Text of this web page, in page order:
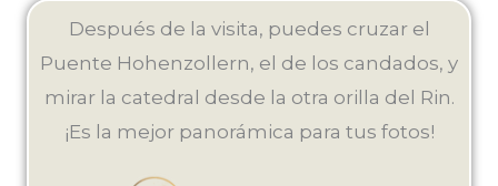
Después de la visita, puedes cruzar el
Puente Hohenzollern, el de los candados, y
mirar la catedral desde la otra orilla del Rin.
¡Es la mejor panorámica para tus fotos!